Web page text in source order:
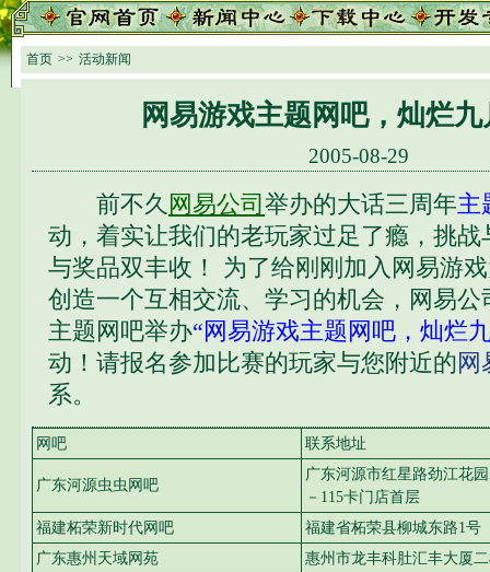
首页 >> 活动新闻
网易游戏主题网吧，灿烂
2005-08-29
前不久 网易公司 举办的大话三周年主
动，着实让我们的老玩家过足了瘾，挑
与奖品双丰收！ 为了给刚刚加入网易游
创造一个互相交流、学习的机会，网易
主题网吧举办“网易游戏主题网吧，灿烂
动！请报名参加比赛的玩家与您附近的网
系。
网吧 联系地址
广东河源虫虫网吧
广东河源市红星路劲江花
－115卡门店首层
福建柘荣新时代网吧
福建省柘荣县柳城东路1号
广东惠州天域网苑
惠州市龙丰科肚汇丰大厦